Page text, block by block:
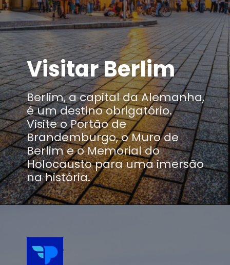
Visitar Berlim
Berlim, a capital da Alemanha,
é um destino obrigatório.
Visite o Portão de
Brandemburgo, o Muro de
Berlim e o Memorial do
Holocausto para uma imersão
na história.